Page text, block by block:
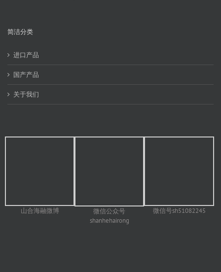
简洁分类
进口产品
国产产品
关于我们
山合海融微博
微信公众号
shanhehairong
微信号sh51082245